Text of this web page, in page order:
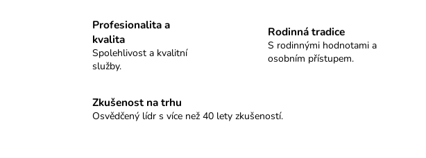
Profesionalita a
kvalita
Spolehlivost a kvalitní
služby.
Rodinná tradice
S rodinnými hodnotami a
osobním přístupem.
Zkušenost na trhu
Osvědčený lídr s více než 40 lety zkušeností.